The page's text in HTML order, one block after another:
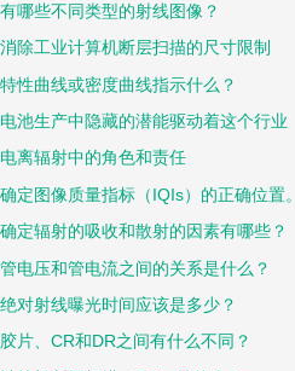
有哪些不同类型的射线图像？
消除工业计算机断层扫描的尺寸限制
特性曲线或密度曲线指示什么？
电池生产中隐藏的潜能驱动着这个行业
电离辐射中的角色和责任
确定图像质量指标（IQIs）的正确位置。
确定辐射的吸收和散射的因素有哪些？
管电压和管电流之间的关系是什么？
绝对射线曝光时间应该是多少？
胶片、CR和DR之间有什么不同？